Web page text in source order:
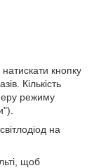
кнопку
Кількість
режиму
на
щоб